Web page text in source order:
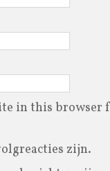
in this
zijn.